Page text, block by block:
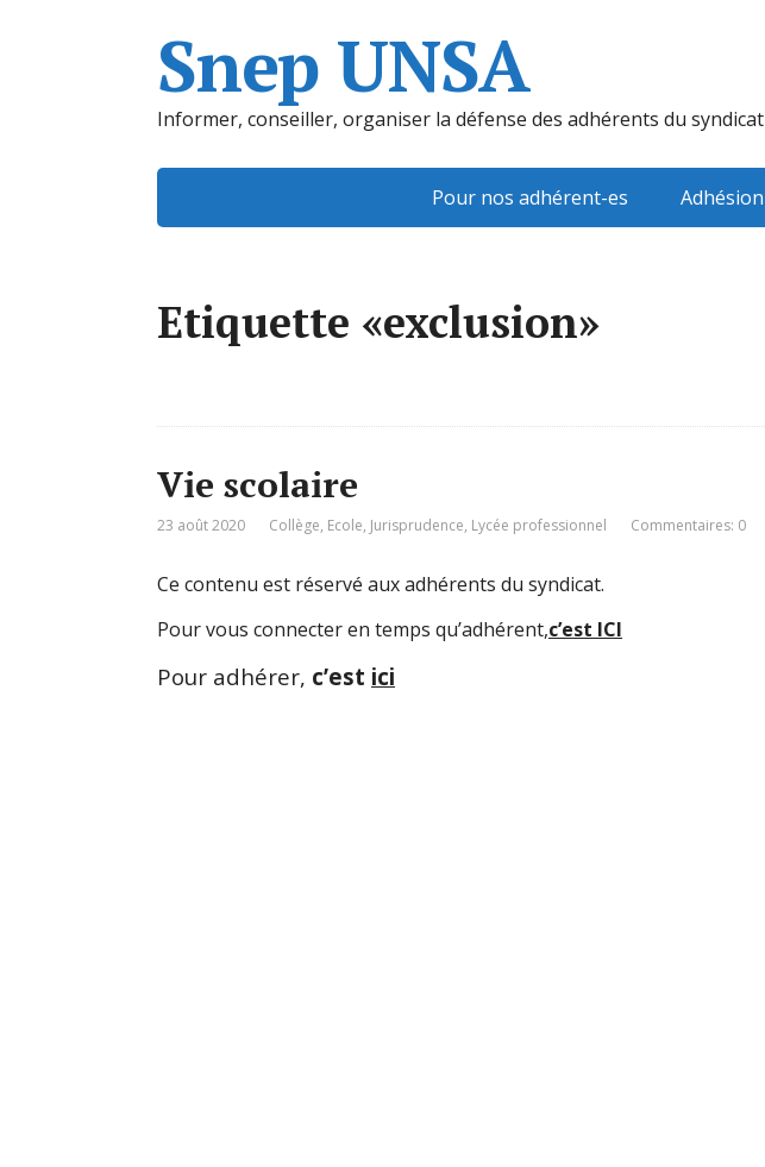
Snep UNSA
Informer, conseiller, organiser la défense des adhérents du syndicat
Pour nos adhérent-es Adhésion
Etiquette «exclusion»
Vie scolaire
23 août 2020 Collège, Ecole, Jurisprudence, Lycée professionnel Commentaires: 0
Ce contenu est réservé aux adhérents du syndicat.
Pour vous connecter en temps qu’adhérent,c’est ICI
Pour adhérer, c’est ici